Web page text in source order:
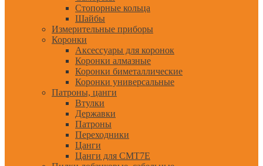
Стопорные кольца
Шайбы
Измерительные приборы
Коронки
Аксессуары для коронок
Коронки алмазные
Коронки биметаллические
Коронки универсальные
Патроны, цанги
Втулки
Державки
Патроны
Переходники
Цанги
Цанги для CMT7E